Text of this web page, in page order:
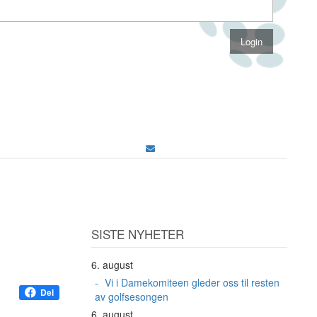
Del
SISTE NYHETER
6. august
Vi i Damekomiteen gleder oss til resten
av golfsesongen
6. august